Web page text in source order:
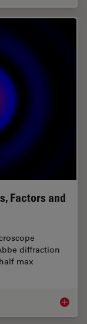
Factors and
diffraction
max